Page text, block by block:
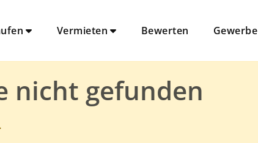
Vermieten Bewerten Gewerbe
nicht gefunden